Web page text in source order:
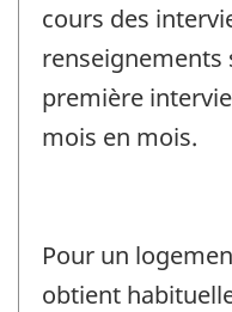
cours des
première
mois en mois.
Pour un
obtient